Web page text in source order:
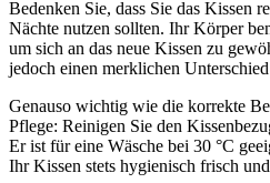
Bedenken Sie, dass Sie das Kissen
Nächte nutzen sollten. Ihr Körper
um sich an das neue Kissen zu
jedoch einen merklichen
Genauso wichtig wie die korrekte
Pflege: Reinigen Sie den
Er ist für eine Wäsche bei 30 °C
Ihr Kissen stets hygienisch frisch